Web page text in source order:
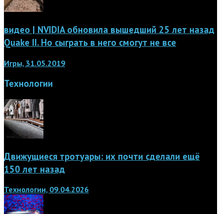
видео | NVIDIA обновила вышедший 25 лет назад
Quake II. Но сыграть в него смогут не все
Игры, 31.05.2019
Технологии
Движущиеся тротуары: их почти сделали ещё
150 лет назад
Технологии, 09.04.2026